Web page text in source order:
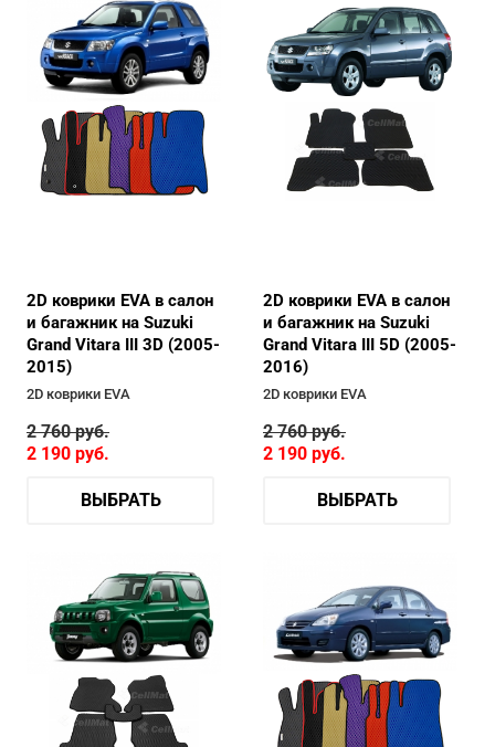
2D коврики EVA в салон
и багажник на Suzuki
Grand Vitara III 3D (2005-
2015)
2D коврики EVA
2 760руб.
2 190 руб.
ВЫБРАТЬ
2D коврики EVA в салон
и багажник на Suzuki
Grand Vitara III 5D (2005-
2016)
2D коврики EVA
2 760руб.
2 190 руб.
ВЫБРАТЬ